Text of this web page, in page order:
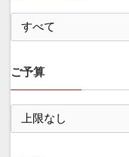
ご予算